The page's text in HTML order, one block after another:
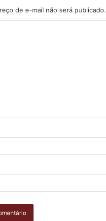
de e-mail não será publicado.